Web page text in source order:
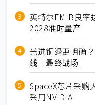
英特尔EMIB良
2028准时量产
光进铜退更明确
线「最终战场」
SpaceX芯片采
采用NVIDIA